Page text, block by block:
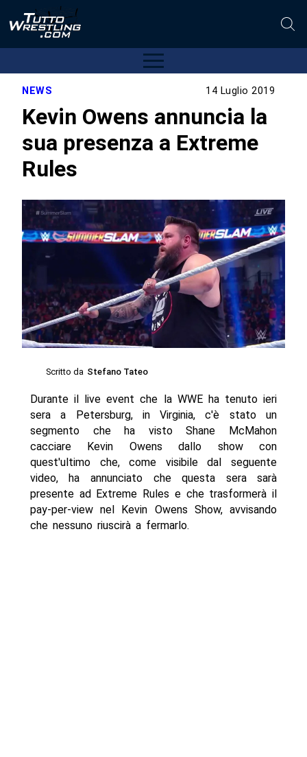
NEWS 14 Luglio 2019
Kevin Owens annuncia la
sua presenza a Extreme
Rules
Scritto da Stefano Tateo
Durante il live event che la WWE ha tenuto ieri
sera a Petersburg, in Virginia, c'è stato un
segmento che ha visto Shane McMahon
cacciare Kevin Owens dallo show con
quest'ultimo che, come visibile dal seguente
video, ha annunciato che questa sera sarà
presente ad Extreme Rules e che trasformerà il
pay-per-view nel Kevin Owens Show, avvisando
che nessuno riuscirà a fermarlo.